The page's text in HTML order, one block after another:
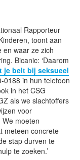
Rapporteur
toont aan
en waar ze zich
Bicanic: ‘Daarom
je belt bij seksueel
0188 in hun telefoon
in het CSG
als we slachtoffers
voor
moeten
meteen concrete
stap durven te
te zoeken.’